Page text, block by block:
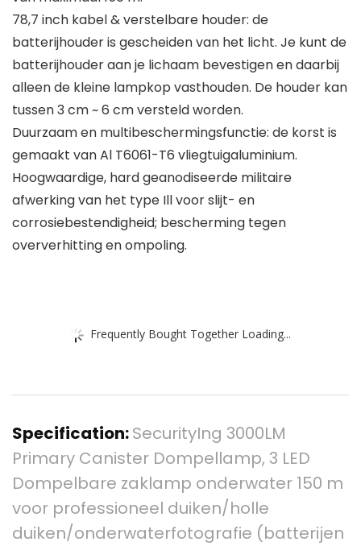
78,7 inch kabel & verstelbare houder: de
batterijhouder is gescheiden van het licht. Je kunt de
batterijhouder aan je lichaam bevestigen en daarbij
alleen de kleine lampkop vasthouden. De houder kan
tussen 3 cm ~ 6 cm versteld worden.
Duurzaam en multibeschermingsfunctie: de korst is
gemaakt van Al T6061-T6 vliegtuigaluminium.
Hoogwaardige, hard geanodiseerde militaire
afwerking van het type Ill voor slijt- en
corrosiebestendigheid; bescherming tegen
oververhitting en ompoling.
Frequently Bought Together Loading...
Specification:SecurityIng 3000LM
Primary Canister Dompellamp, 3 LED
Dompelbare zaklamp onderwater 150 m
voor professioneel duiken/holle
duiken/onderwaterfotografie (batterijen